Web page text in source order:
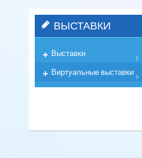
ВЫСТАВКИ
Выставки
Виртуальные выставки